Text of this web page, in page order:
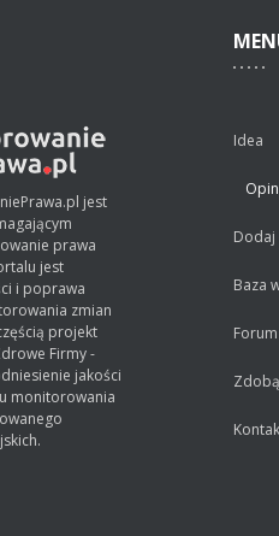
jest
prawa
jest
i poprawa
zmian
projekt
Firmy -
jakości
monitorowania
Idea
Dodaj
Baza
Forum